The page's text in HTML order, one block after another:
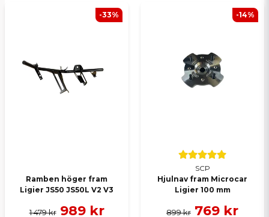
Ramben höger fram
Ligier JS50 JS50L V2 V3
1 479 kr 989 kr
-33%
SCP
Hjulnav fram Microcar
Ligier 100 mm
899 kr 769 kr
-14%